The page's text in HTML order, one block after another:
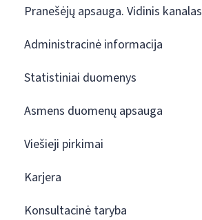
Pranešėjų apsauga. Vidinis kanalas
Administracinė informacija
Statistiniai duomenys
Asmens duomenų apsauga
Viešieji pirkimai
Karjera
Konsultacinė taryba